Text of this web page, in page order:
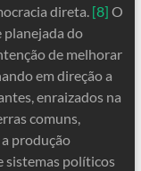
direta. [8] O
planejada do
de melhorar
em direção a
enraizados na
comuns,
produção
sistemas políticos